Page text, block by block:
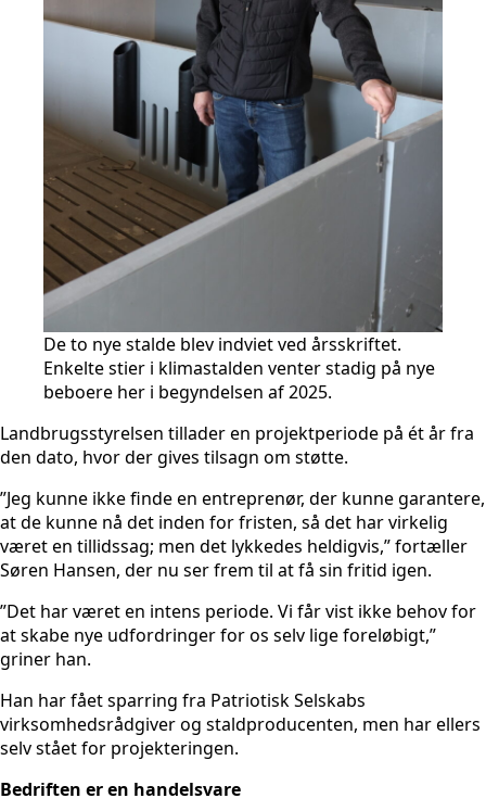
De to nye stalde blev indviet ved årsskriftet.
Enkelte stier i klimastalden venter stadig på nye
beboere her i begyndelsen af 2025.
Landbrugsstyrelsen tillader en projektperiode på ét år fra
den dato, hvor der gives tilsagn om støtte.
”Jeg kunne ikke finde en entreprenør, der kunne garantere,
at de kunne nå det inden for fristen, så det har virkelig
været en tillidssag; men det lykkedes heldigvis,” fortæller
Søren Hansen, der nu ser frem til at få sin fritid igen.
”Det har været en intens periode. Vi får vist ikke behov for
at skabe nye udfordringer for os selv lige foreløbigt,”
griner han.
Han har fået sparring fra Patriotisk Selskabs
virksomhedsrådgiver og staldproducenten, men har ellers
selv stået for projekteringen.
Bedriften er en handelsvare